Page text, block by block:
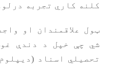
کلنه کاري تجربه
ټول علاقمندان او
شي چې خپل د دندې
تحصیلي اسناد